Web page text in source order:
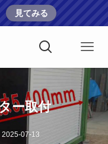
見てみる
ー取付
2025-07-13